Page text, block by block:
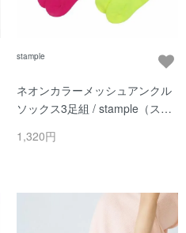
stample
ネオンカラーメッシュアンクル
ソックス3足組 / stample（スタ
1,320円